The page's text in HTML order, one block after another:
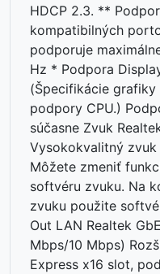
HDCP 2.3. **
kompatibilných
podporuje
Hz * Podpora
(Špecifikácie
podpory CPU.)
súčasne Zvuk
Vysokokvalitný zvuk
Môžete zmeniť
softvéru zvuku. Na
zvuku použite
Out LAN Realtek
Mbps/10 Mbps)
Express x16 slot,